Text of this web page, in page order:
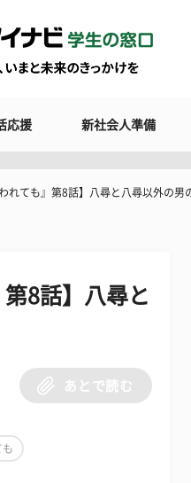
応援 新社会人準備
れても』第8話】八尋と八尋以外の男
8話】八尋と
あとで読む
も